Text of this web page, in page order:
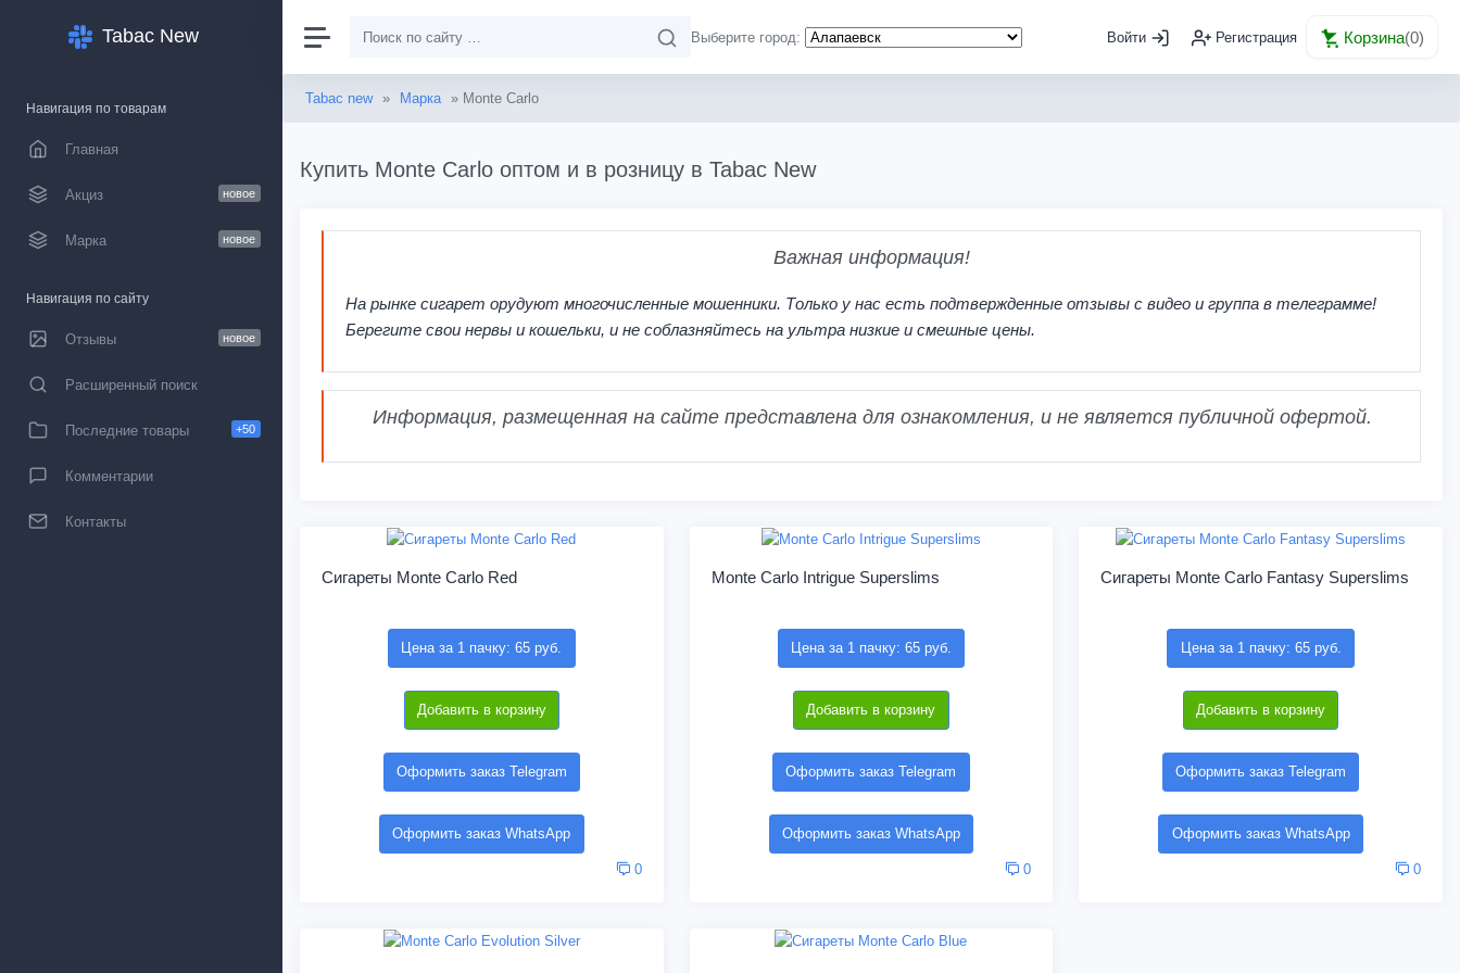
Tabac New
Навигация по товарам
Главная
Акциз новое
Марка новое
Навигация по сайту
Отзывы новое
Расширенный поиск
Последние товары +50
Комментарии
Контакты
Выберите город: Войти Регистрация Корзина(0)
Tabac new » Марка » Monte Carlo
Купить Monte Carlo оптом и в розницу в Tabac New
Важная информация!
На рынке сигарет орудуют многочисленные мошенники. Только у нас есть подтвержденные отзывы с видео и группа в телеграмме!
Берегите свои нервы и кошельки, и не соблазняйтесь на ультра низкие и смешные цены.
Информация, размещенная на сайте представлена для ознакомления, и не является публичной офертой.
Сигареты Monte Carlo Red
Цена за 1 пачку: 65 руб.
Добавить в корзину
Оформить заказ Telegram
Оформить заказ WhatsApp
0
Monte Carlo Intrigue Superslims
Цена за 1 пачку: 65 руб.
Добавить в корзину
Оформить заказ Telegram
Оформить заказ WhatsApp
0
Сигареты Monte Carlo Fantasy Superslims
Цена за 1 пачку: 65 руб.
Добавить в корзину
Оформить заказ Telegram
Оформить заказ WhatsApp
0